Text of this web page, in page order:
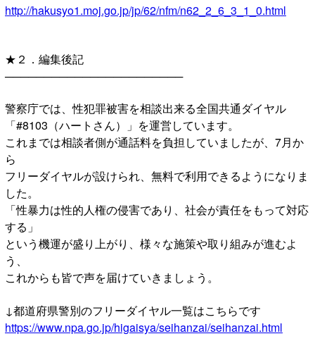
http://hakusyo1.moj.go.jp/jp/62/nfm/n62_2_6_3_1_0.html
★２．編集後記
───────────────────────
警察庁では、性犯罪被害を相談出来る全国共通ダイヤル
「#8103（ハートさん）」を運営しています。
これまでは相談者側が通話料を負担していましたが、7月か
ら
フリーダイヤルが設けられ、無料で利用できるようになりま
した。
「性暴力は性的人権の侵害であり、社会が責任をもって対応
する」
という機運が盛り上がり、様々な施策や取り組みが進むよ
う、
これからも皆で声を届けていきましょう。
↓都道府県警別のフリーダイヤル一覧はこちらです
https://www.npa.go.jp/higaisya/seihanzai/seihanzai.html